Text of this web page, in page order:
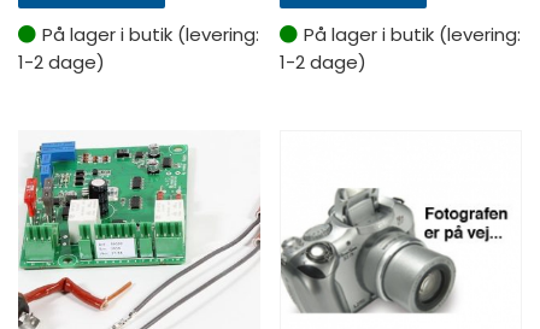
På lager i butik (levering:
1-2 dage)
På lager i butik (levering:
1-2 dage)